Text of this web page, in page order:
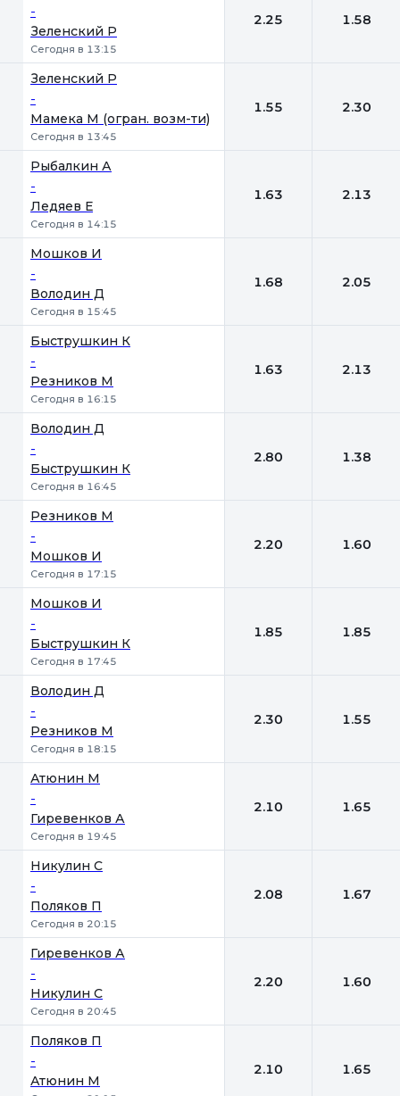
-
Зеленский Р
Сегодня в 13:15
2.25 1.58
Зеленский Р
-
Мамека М (огран. возм-ти)
Сегодня в 13:45
1.55 2.30
Рыбалкин А
-
Ледяев Е
Сегодня в 14:15
1.63 2.13
Мошков И
-
Володин Д
Сегодня в 15:45
1.68 2.05
Быструшкин К
-
Резников М
Сегодня в 16:15
1.63 2.13
Володин Д
-
Быструшкин К
Сегодня в 16:45
2.80 1.38
Резников М
-
Мошков И
Сегодня в 17:15
2.20 1.60
Мошков И
-
Быструшкин К
Сегодня в 17:45
1.85 1.85
Володин Д
-
Резников М
Сегодня в 18:15
2.30 1.55
Атюнин М
-
Гиревенков А
Сегодня в 19:45
2.10 1.65
Никулин С
-
Поляков П
Сегодня в 20:15
2.08 1.67
Гиревенков А
-
Никулин С
Сегодня в 20:45
2.20 1.60
Поляков П
-
Атюнин М
2.10 1.65